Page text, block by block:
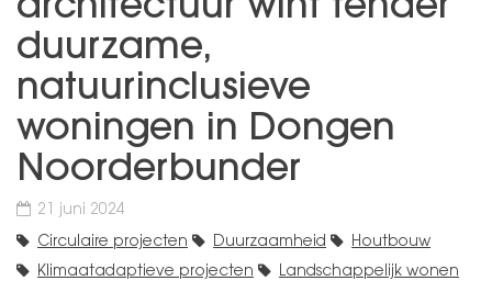
architectuur wint tender
duurzame,
natuurinclusieve
woningen in Dongen
Noorderbunder
21 juni 2024
Circulaire projecten Duurzaamheid
Houtbouw
Klimaatadaptieve projecten
Landschappelijk wonen